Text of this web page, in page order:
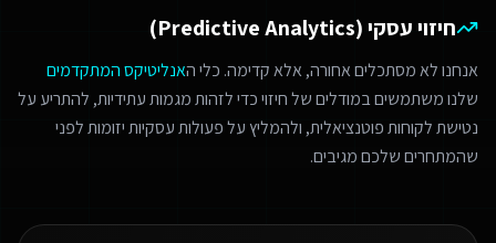
חיזוי עסקי (Predictive Analytics)
אנחנו לא מסתכלים אחורה, אלא קדימה. כלי האנליטיקס המתקדמים
שלנו משתמשים במודלים של חיזוי כדי לזהות מגמות עתידיות, להתריע על
נטישת לקוחות פוטנציאלית, ולהמליץ על פעולות עסקיות יזומות לפני
שהמתחרים שלכם מגיבים.